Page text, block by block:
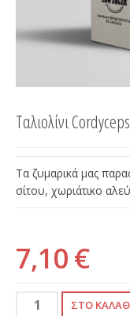
Ταλιολίνι
Τα ζυμαρικά μας
σίτου, χωριάτικο
7,10 €